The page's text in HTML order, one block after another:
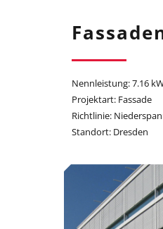
Nennleistung: 7.16
Projektart: Fassade
Richtlinie:
Standort: Dresden